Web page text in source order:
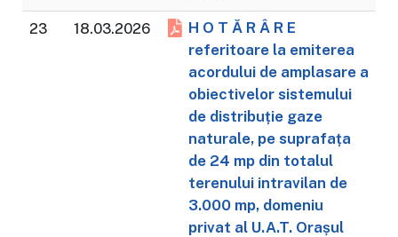
23 18.03.2026
H O T Ă R Â R E
referitoare la emiterea
acordului de amplasare a
obiectivelor sistemului
de distribuție gaze
naturale, pe suprafața
de 24 mp din totalul
terenului intravilan de
3.000 mp, domeniu
privat al U.A.T. Orașul